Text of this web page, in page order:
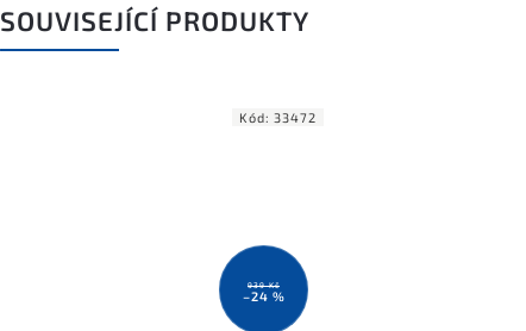
SOUVISEJÍCÍ PRODUKTY
939 Kč
–24 %
Kód: 33472